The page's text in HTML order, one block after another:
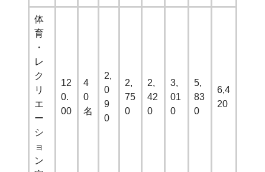
体
育
・
レ
ク
リ
エ
ー
シ
ョ
ン
12
0.
00
4
0
名
2,
0
9
0
2,
75
0
2,
42
0
3,
01
0
5,
83
0
6,4
20